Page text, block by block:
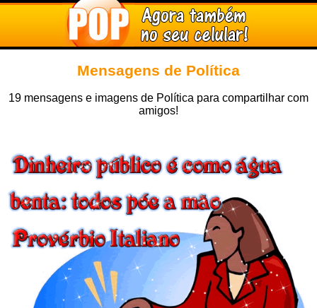
Mensagens de Política
19 mensagens e imagens de Política para compartilhar com
amigos!